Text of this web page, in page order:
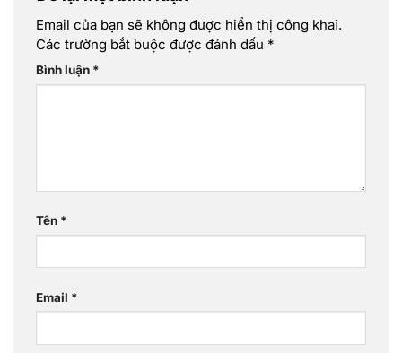
Email của bạn sẽ không được hiển thị công khai.
Các trường bắt buộc được đánh dấu *
Bình luận *
Tên *
Email *